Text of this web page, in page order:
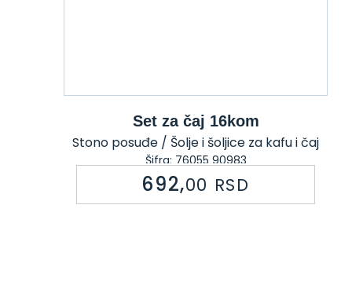
Set za čaj 16kom
Stono posuđe / Šolje i šoljice za kafu i čaj
Šifra: 76055 90983
692,00 RSD